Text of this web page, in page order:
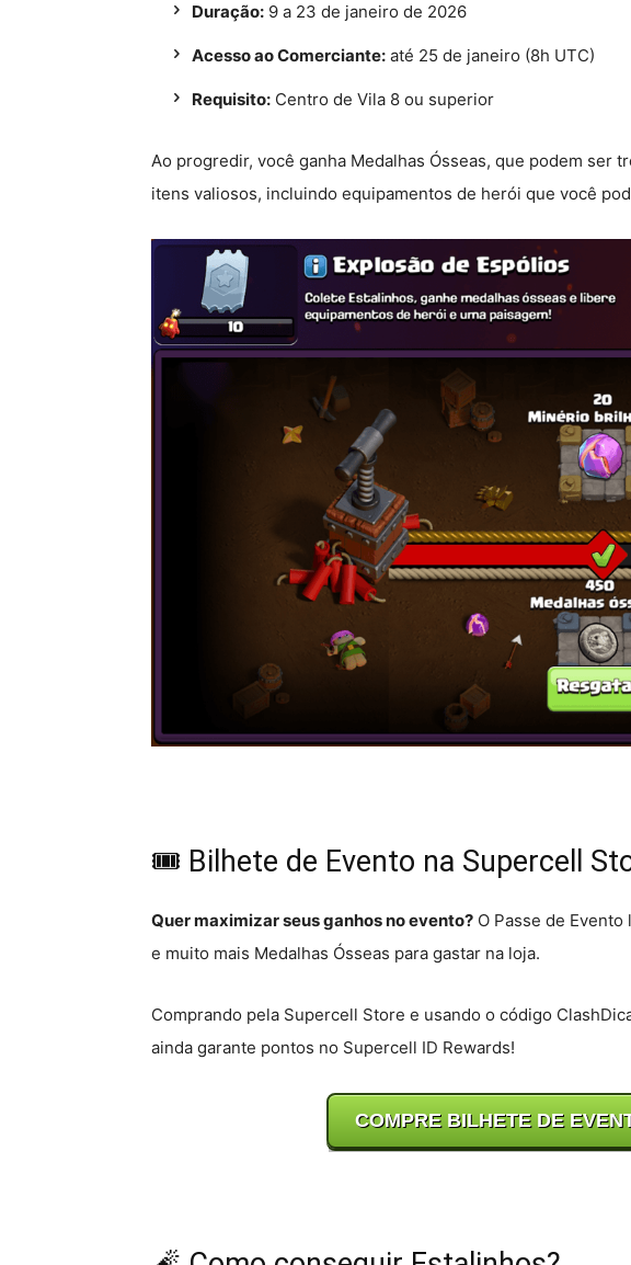
Duração: 9 a 23 de janeiro de 2026
Acesso ao Comerciante: até 25 de janeiro (8h UTC)
Requisito: Centro de Vila 8 ou superior
Ao progredir, você ganha Medalhas Ósseas, que podem ser
itens valiosos, incluindo equipamentos de herói que você
🎟️ Bilhete de Evento na Supercell
Quer maximizar seus ganhos no evento? O Passe de
e muito mais Medalhas Ósseas para gastar na loja.
Comprando pela Supercell Store e usando o código
ainda garante pontos no Supercell ID Rewards!
COMPRE BILHETE DE